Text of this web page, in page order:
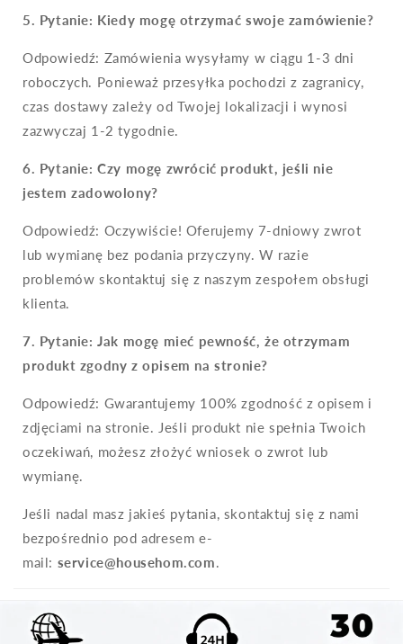
5. Pytanie: Kiedy mogę otrzymać swoje zamówienie?
Odpowiedź: Zamówienia wysyłamy w ciągu 1-3 dni
roboczych. Ponieważ przesyłka pochodzi z zagranicy,
czas dostawy zależy od Twojej lokalizacji i wynosi
zazwyczaj 1-2 tygodnie.
6. Pytanie: Czy mogę zwrócić produkt, jeśli nie
jestem zadowolony?
Odpowiedź: Oczywiście! Oferujemy 7-dniowy zwrot
lub wymianę bez podania przyczyny. W razie
problemów skontaktuj się z naszym zespołem obsługi
klienta.
7. Pytanie: Jak mogę mieć pewność, że otrzymam
produkt zgodny z opisem na stronie?
Odpowiedź: Gwarantujemy 100% zgodność z opisem i
zdjęciami na stronie. Jeśli produkt nie spełnia Twoich
oczekiwań, możesz złożyć wniosek o zwrot lub
wymianę.
Jeśli nadal masz jakieś pytania, skontaktuj się z nami
bezpośrednio pod adresem e-
mail: service@househom.com.